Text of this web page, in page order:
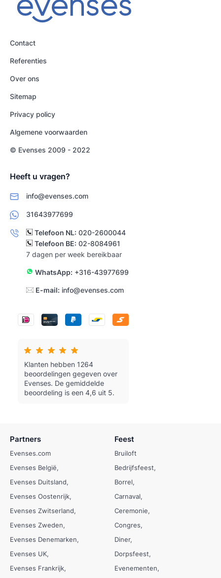
Contact
Referenties
Over ons
Sitemap
Privacy policy
Algemene voorwaarden
© Evenses 2009 - 2022
Heeft u vragen?
info@evenses.com
31643977699
Telefoon NL: 020-2600044
Telefoon BE: 02-8084961
7 dagen per week bereikbaar
WhatsApp: +316-43977699
E-mail: info@evenses.com
Klanten hebben 1264
beoordelingen gegeven over
Evenses. De gemiddelde
beoordeling is een 4,6 uit 5.
Partners
Evenses.com
Evenses België
Evenses Duitsland
Evenses Oostenrijk
Evenses Zwitserland
Evenses Zweden
Evenses Denemarken
Evenses UK
Evenses Frankrijk
Feest
Bruiloft
Bedrijfsfeest
Borrel
Carnaval
Ceremonie
Congres
Diner
Dorpsfeest
Evenementen